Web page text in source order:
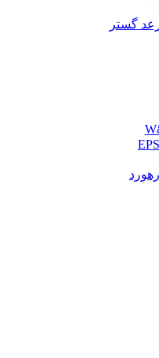
گستر